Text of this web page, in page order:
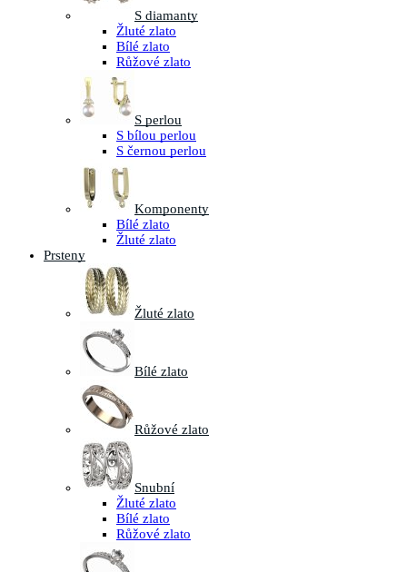
S diamanty
Žluté zlato
Bílé zlato
Růžové zlato
S perlou
S bílou perlou
S černou perlou
Komponenty
Bílé zlato
Žluté zlato
Prsteny
Žluté zlato
Bílé zlato
Růžové zlato
Snubní
Žluté zlato
Bílé zlato
Růžové zlato